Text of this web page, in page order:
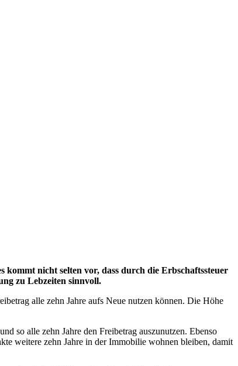
kommt nicht selten vor, dass durch die Erbschaftssteuer
zu Lebzeiten sinnvoll.
alle zehn Jahre aufs Neue nutzen können. Die Höhe
so alle zehn Jahre den Freibetrag auszunutzen. Ebenso
weitere zehn Jahre in der Immobilie wohnen bleiben, damit